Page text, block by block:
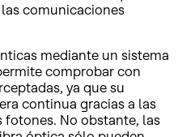
comunicaciones
mediante un sistema
comprobar con
ya que su
continua gracias a las
fotones. No obstante, las